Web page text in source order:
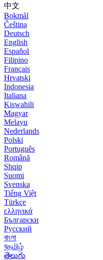
中文
Bokmål
Čeština
Deutsch
English
Español
Filipino
Français
Hrvatski
Indonesia
Italiana
Kiswahili
Magyar
Melayu
Nederlands
Polski
Português
Română
Shqip
Suomi
Svenska
Tiếng Việt
Türkçe
ελληνικά
Български
Русский
বাংলা
বதமிழ்
తెలుగు